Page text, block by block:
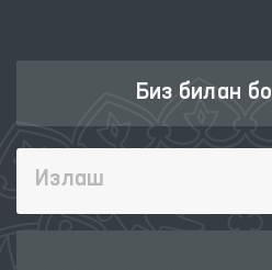
Биз билан